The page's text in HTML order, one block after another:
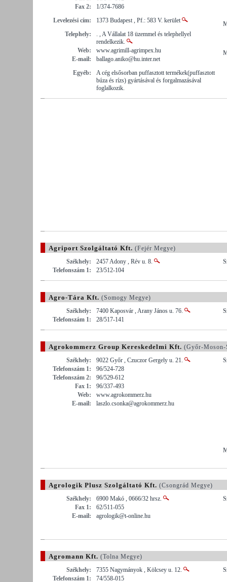
Fax 2:
1/374-7686
Levelezési cím:
1373 Budapest , Pf.: 583 V. kerület
Telephely:
. , A Vállalat 18 üzemmel és telephellyel
rendelkezik.
Web:
www.agrimill-agrimpex.hu
E-mail:
ballago.aniko@hu.inter.net
Egyéb:
A cég elsősorban puffasztott termékek(puffasztott
búza és rízs) gyártásával és forgalmazásával
foglalkozik.
Agriport Szolgáltató Kft. (Fejér Megye)
Székhely:
2457 Adony , Rév u. 8.
Telefonszám 1:
23/512-104
Agro-Tára Kft. (Somogy Megye)
Székhely:
7400 Kaposvár , Arany János u. 76.
Telefonszám 1:
28/517-141
Agrokommerz Group Kereskedelmi Kft. (Győr-Moson-
Székhely:
9022 Győr , Czuczor Gergely u. 21.
Telefonszám 1:
96/524-728
Telefonszám 2:
96/529-612
Fax 1:
96/337-493
Web:
www.agrokommerz.hu
E-mail:
laszlo.csonka@agrokommerz.hu
Agrologik Plusz Szolgáltató Kft. (Csongrád Megye)
Székhely:
6900 Makó , 0666/32 hrsz.
Fax 1:
62/511-055
E-mail:
agrologik@t-online.hu
Agromann Kft. (Tolna Megye)
Székhely:
7355 Nagymányok , Kölcsey u. 12.
Telefonszám 1:
74/558-015